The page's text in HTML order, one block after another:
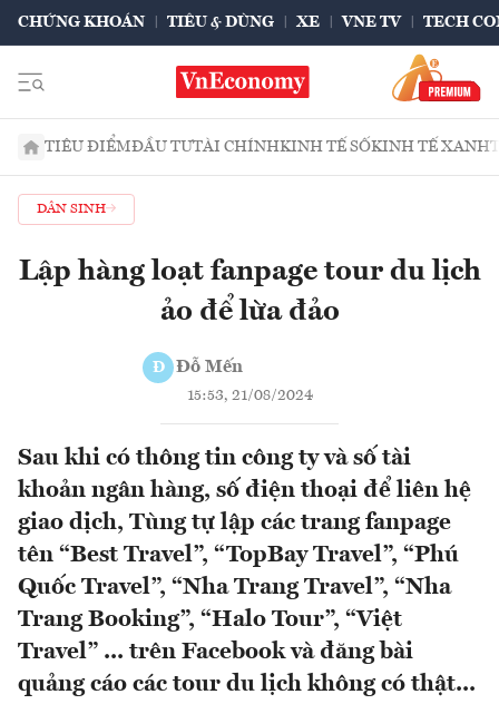
CHỨNG KHOÁN TIÊU & DÙNG XE VNE TV TECH
TIÊU ĐIỂMĐẦU TƯTÀI CHÍNHKINH TẾ SỐKINH TẾ XANH
DÂN SINH
Lập hàng loạt fanpage tour du lịch
ảo để lừa đảo
Đ Đỗ Mến
15:53, 21/08/2024
Sau khi có thông tin công ty và số tài
khoản ngân hàng, số điện thoại để liên hệ
giao dịch, Tùng tự lập các trang fanpage
tên “Best Travel”, “TopBay Travel”, “Phú
Quốc Travel”, “Nha Trang Travel”, “Nha
Trang Booking”, “Halo Tour”, “Việt
Travel” ... trên Facebook và đăng bài
quảng cáo các tour du lịch không có thật...